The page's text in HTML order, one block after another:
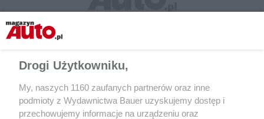
Drogi Użytkowniku,
My, naszych 1160 zaufanych partnerów oraz inne
podmioty z Wydawnictwa Bauer uzyskujemy dostęp i
przechowujemy informacje na urządzeniu oraz